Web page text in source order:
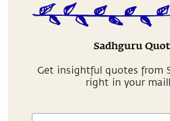
Sadhguru
Get insightful quotes from
right in your